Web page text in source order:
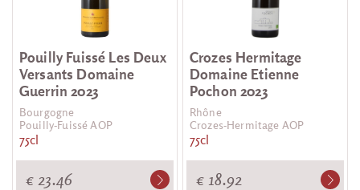
Pouilly Fuissé Les Deux
Versants Domaine
Guerrin 2023
Bourgogne
Pouilly-Fuissé AOP
75cl
€ 23.46
Crozes Hermitage
Domaine Etienne
Pochon 2023
Rhône
Crozes-Hermitage AOP
75cl
€ 18.92